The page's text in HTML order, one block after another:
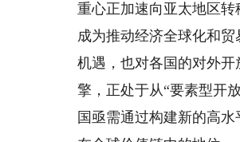
重心正加速向亚太地区
成为推动经济全球化和
机遇，也对各国的对外开
擎，正处于从“要素型开
国亟需通过构建新的高